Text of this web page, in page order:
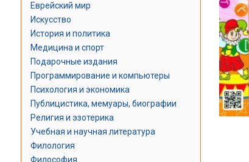
Еврейский мир
Искусство
История и политика
Медицина и спорт
Подарочные издания
Программирование и компьютеры
Психология и экономика
Публицистика, мемуары, биографии
Религия и эзотерика
Учебная и научная литература
Филология
Философия